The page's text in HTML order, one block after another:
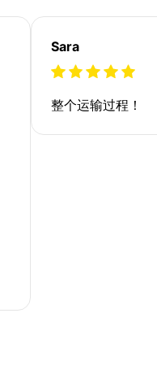
Sara
整个运输过程！